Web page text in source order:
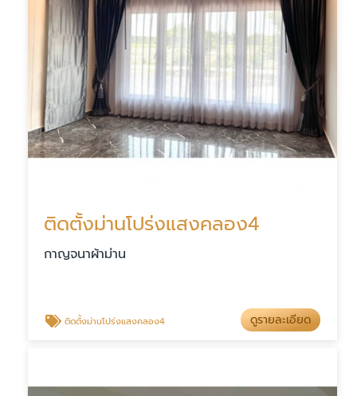
ติดตั้งม่านโปร่งแสงคลอง4
กาญจนาผ้าม่าน
ติดตั้งม่านโปร่งแสงคลอง4 ดูรายละเอียด